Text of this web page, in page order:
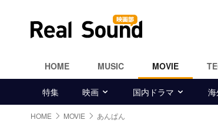
HOME MUSIC MOVIE
特集 映画 国内ドラマ
HOME MOVIE あんぱん